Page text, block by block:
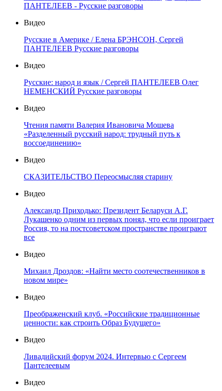
ПАНТЕЛЕЕВ - Русские разговоры
Видео
Русские в Америке / Елена БРЭНСОН, Сергей
ПАНТЕЛЕЕВ Русские разговоры
Видео
Русские: народ и язык / Сергей ПАНТЕЛЕЕВ Олег
НЕМЕНСКИЙ Русские разговоры
Видео
Чтения памяти Валерия Ивановича Мошева
«Разделенный русский народ: трудный путь к
воссоединению»
Видео
СКАЗИТЕЛЬСТВО Переосмысляя старину
Видео
Александр Приходько: Президент Беларуси А.Г.
Лукашенко одним из первых понял, что если проиграет
Россия, то на постсоветском пространстве проиграют
все
Видео
Михаил Дроздов: «Найти место соотечественников в
новом мире»
Видео
Преображенский клуб. «Российские традиционные
ценности: как строить Образ Будущего»
Видео
Ливадийский форум 2024. Интервью с Сергеем
Пантелеевым
Видео